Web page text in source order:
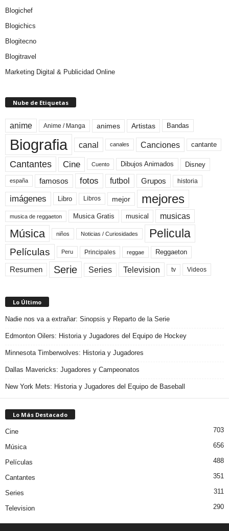
Blogichef
Blogichics
Blogitecno
Blogitravel
Marketing Digital & Publicidad Online
Nube de Etiquetas
anime Anime / Manga animes Artistas Bandas
Biografia canal canales Canciones cantante
Cantantes Cine Cuento Dibujos Animados Disney
españa famosos fotos futbol Grupos historia
imágenes Libro Libros mejor mejores
musica de reggaeton Musica Gratis musical musicas
Música niños Noticias / Curiosidades Pelicula
Películas Peru Principales reggae Reggaeton
Resumen Serie Series Television tv Videos
Lo Último
Nadie nos va a extrañar: Sinopsis y Reparto de la Serie
Edmonton Oilers: Historia y Jugadores del Equipo de Hockey
Minnesota Timberwolves: Historia y Jugadores
Dallas Mavericks: Jugadores y Campeonatos
New York Mets: Historia y Jugadores del Equipo de Baseball
Lo Más Destacado
Cine 703
Música 656
Películas 488
Cantantes 351
Series 311
Television 290